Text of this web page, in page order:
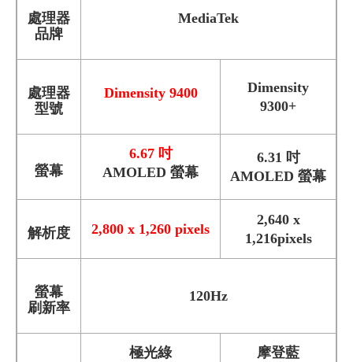
處理器
品牌
MediaTek
處理器
型號
Dimensity 9400
Dimensity
9300+
螢幕
6.67 吋
AMOLED 螢幕
6.31 吋
AMOLED 螢幕
解析度 2,800 x 1,260 pixels
2,640 x
1,216pixels
螢幕
刷新率
120Hz
極光綠
摩登藍